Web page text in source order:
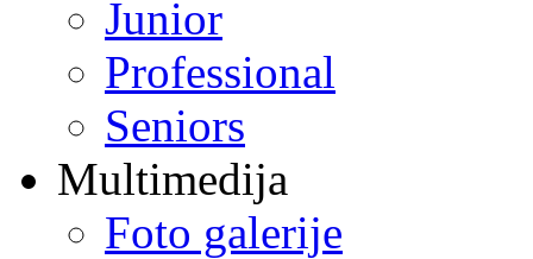
Junior
Professional
Seniors
Multimedija
Foto galerije